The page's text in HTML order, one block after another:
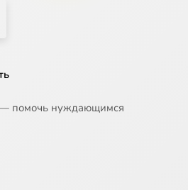
— помочь нуждающимся